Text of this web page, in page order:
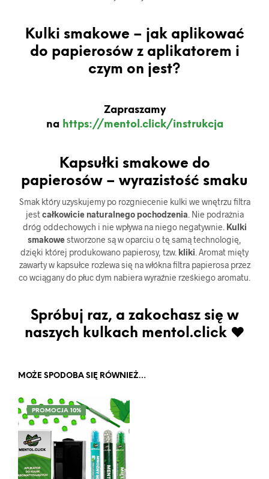
Kulki smakowe – jak aplikować
do papierosów z aplikatorem i
czym on jest?
Zapraszamy
na https://mentol.click/instrukcja
Kapsułki smakowe do
papierosów – wyrazistość smaku
Smak który uzyskujemy po rozgniecenie kulki we wnętrzu filtra
jestcałkowicie naturalnego pochodzenia . Nie podrażnia
dróg oddechowych i nie wpływa na niego negatywnie. Kulki
smakowestworzone są w oparciu o tę samą technologię,
dzięki której produkowano papierosy, tzw. kliki . Aromat mięty
zawarty w kapsułce rozlewa się na włókna filtra papierosa przez
co wciągany do płuc dym nabiera wyraźnie rześkiego aromatu.
Spróbuj raz, a zakochasz się w
naszych kulkach mentol.click ♥
MOŻE SPODOBA SIĘ RÓWNIEŻ…
PROMOCJA 10%